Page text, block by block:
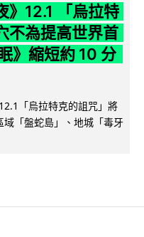
》12.1 「烏拉特
不為提高世界首
》縮短約 10 分
「烏拉特克的詛咒」將
「盤蛇島」、地城「毒牙